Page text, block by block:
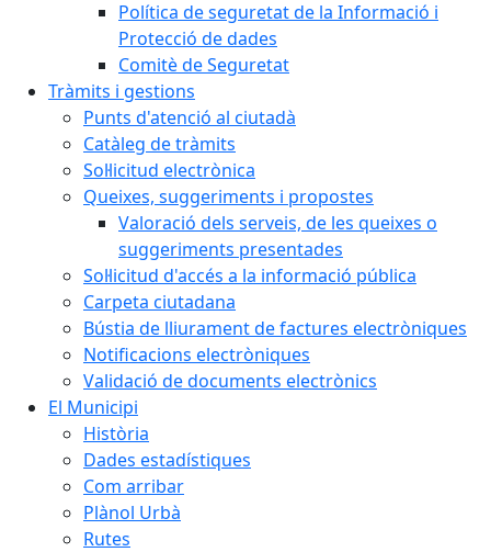
Política de seguretat de la Informació i
Protecció de dades
Comitè de Seguretat
Tràmits i gestions
Punts d'atenció al ciutadà
Catàleg de tràmits
Sol·licitud electrònica
Queixes, suggeriments i propostes
Valoració dels serveis, de les queixes o
suggeriments presentades
Sol·licitud d'accés a la informació pública
Carpeta ciutadana
Bústia de lliurament de factures electròniques
Notificacions electròniques
Validació de documents electrònics
El Municipi
Història
Dades estadístiques
Com arribar
Plànol Urbà
Rutes